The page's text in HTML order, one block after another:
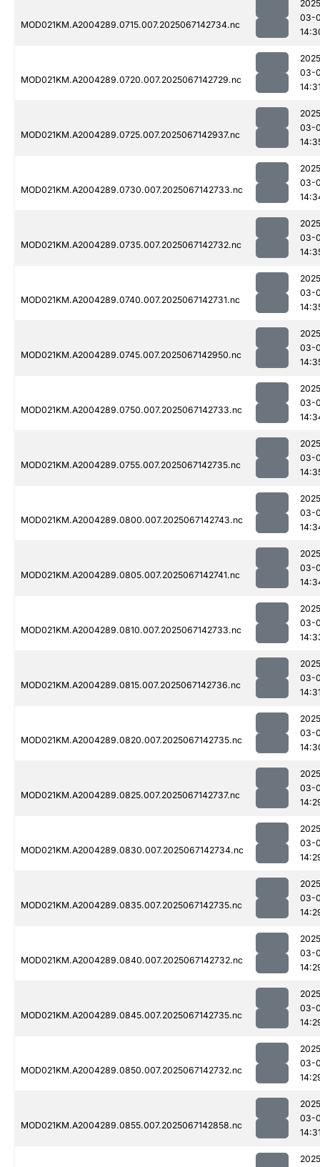
MOD021KM.A2004289.0715.007.2025067142734.nc
03-
MOD021KM.A2004289.0720.007.2025067142729.nc
03-
MOD021KM.A2004289.0725.007.2025067142937.nc
03-
MOD021KM.A2004289.0730.007.2025067142733.nc
03-
MOD021KM.A2004289.0735.007.2025067142732.nc
03-
MOD021KM.A2004289.0740.007.2025067142731.nc
03-
MOD021KM.A2004289.0745.007.2025067142950.nc
03-
MOD021KM.A2004289.0750.007.2025067142733.nc
03-
MOD021KM.A2004289.0755.007.2025067142735.nc
03-
MOD021KM.A2004289.0800.007.2025067142743.nc
03-
MOD021KM.A2004289.0805.007.2025067142741.nc
03-
MOD021KM.A2004289.0810.007.2025067142733.nc
03-
MOD021KM.A2004289.0815.007.2025067142736.nc
03-
MOD021KM.A2004289.0820.007.2025067142735.nc
03-
MOD021KM.A2004289.0825.007.2025067142737.nc
03-
MOD021KM.A2004289.0830.007.2025067142734.nc
03-
MOD021KM.A2004289.0835.007.2025067142735.nc
03-
MOD021KM.A2004289.0840.007.2025067142732.nc
03-
MOD021KM.A2004289.0845.007.2025067142735.nc
03-
MOD021KM.A2004289.0850.007.2025067142732.nc
03-
MOD021KM.A2004289.0855.007.2025067142858.nc
03-